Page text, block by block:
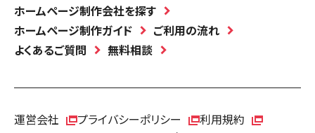
ホームページ制作会社を探す
ホームページ制作ガイド
ご利用の流れ
よくあるご質問
無料相談
運営会社 プライバシーポリシー 利用規約